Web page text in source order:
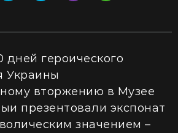
дней героического
Украины
вторжению в Музее
презентовали экспонат
значением –